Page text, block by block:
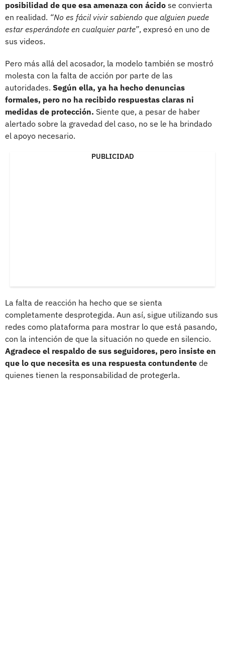
posibilidad de que esa amenaza con ácido se convierta
en realidad. “No es fácil vivir sabiendo que alguien puede
estar esperándote en cualquier parte”, expresó en uno de
sus videos.
Pero más allá del acosador, la modelo también se mostró
molesta con la falta de acción por parte de las
autoridades. Según ella, ya ha hecho denuncias
formales, pero no ha recibido respuestas claras ni
medidas de protección. Siente que, a pesar de haber
alertado sobre la gravedad del caso, no se le ha brindado
el apoyo necesario.
PUBLICIDAD
La falta de reacción ha hecho que se sienta
completamente desprotegida. Aun así, sigue utilizando sus
redes como plataforma para mostrar lo que está pasando,
con la intención de que la situación no quede en silencio.
Agradece el respaldo de sus seguidores, pero insiste en
que lo que necesita es una respuesta contundente de
quienes tienen la responsabilidad de protegerla.